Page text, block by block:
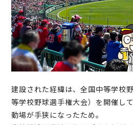
建設された経緯は、全国中等学校
等学校野球選手権大会）を開催し
動場が手狭になったため。